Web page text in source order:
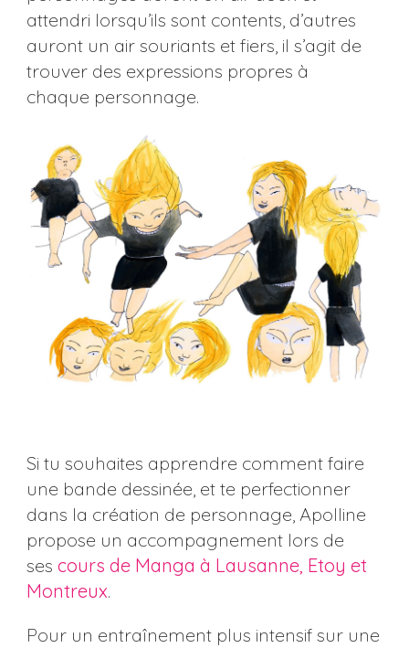
attendri lorsqu’ils sont contents, d’autres
auront un air souriants et fiers, il s’agit de
trouver des expressions propres à
chaque personnage.
Si tu souhaites apprendre comment faire
une bande dessinée, et te perfectionner
dans la création de personnage, Apolline
propose un accompagnement lors de
ses cours de Manga à Lausanne, Etoy et
Montreux.
Pour un entraînement plus intensif sur une